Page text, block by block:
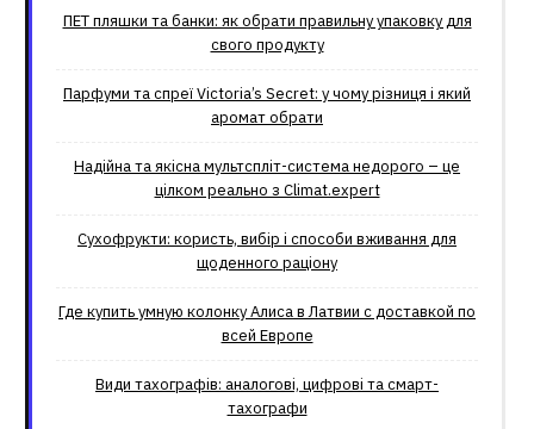
ПЕТ пляшки та банки: як обрати правильну упаковку для
свого продукту
Парфуми та спреї Victoria’s Secret: у чому різниця і який
аромат обрати
Надійна та якісна мультспліт-система недорого – це
цілком реально з Climat.еxpert
Сухофрукти: користь, вибір і способи вживання для
щоденного раціону
Где купить умную колонку Алиса в Латвии с доставкой по
всей Европе
Види тахографів: аналогові, цифрові та смарт-
тахографи